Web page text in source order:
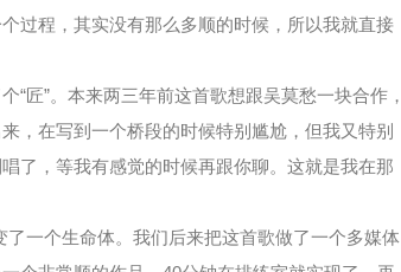
过程，其实没有那么多顺的时候，所以我就直接
“匠”。本来两三年前这首歌想跟吴莫愁一块合作，
，在写到一个桥段的时候特别尴尬，但我又特别
了，等我有感觉的时候再跟你聊。这就是我在那
了一个生命体。我们后来把这首歌做了一个多媒体